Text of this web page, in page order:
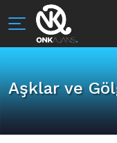
Aşklar ve